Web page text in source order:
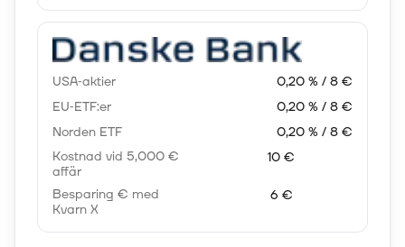
USA‑aktier
0,20 % / 8 €
EU‑ETF:er
0,20 % / 8 €
Norden ETF
0,20 % / 8 €
Kostnad vid 5,000 €
affär
10 €
Besparing € med
Kvarn X
6 €